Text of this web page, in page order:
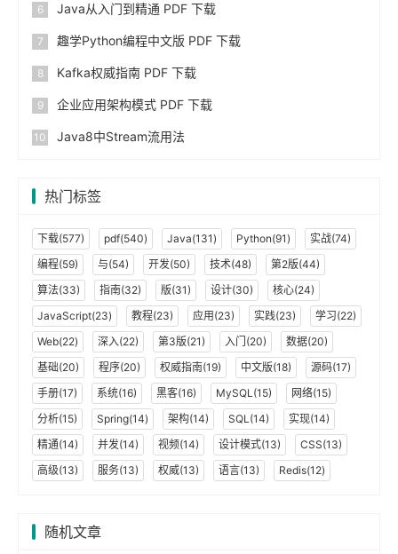
Java从入门到精通 PDF 下载
趣学Python编程中文版 PDF 下载
Kafka权威指南 PDF 下载
企业应用架构模式 PDF 下载
Java8中Stream流用法
热门标签
下载(577) pdf(540) Java(131) Python(91)
实战(74)
编程(59)
与(54) 开发(50) 技术(48)
第2版(44)
算法(33)
指南(32) 版(31) 设计(30)
核心(24)
JavaScript(23)
教程(23) 应用(23) 实践(23)
学习(22)
Web(22)
深入(22) 第3版(21) 入门(20)
数据(20)
基础(20)
程序(20) 权威指南(19) 中文版(18)
源码(17)
手册(17)
系统(16) 黑客(16) MySQL(15)
网络(15)
分析(15)
Spring(14) 架构(14) SQL(14)
实现(14)
精通(14)
并发(14) 视频(14) 设计模式(13)
CSS(13)
高级(13)
服务(13) 权威(13) 语言(13) Redis(12)
随机文章